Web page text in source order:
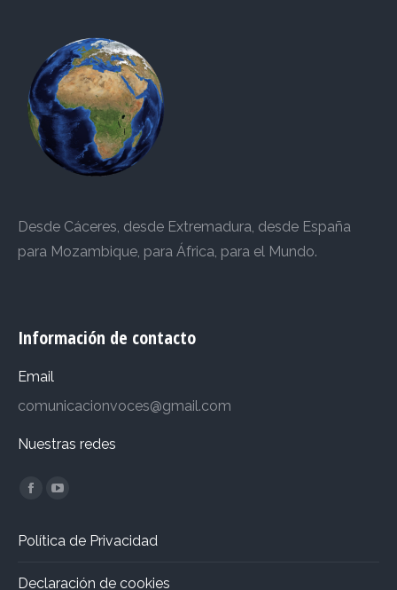
Desde Cáceres, desde Extremadura, desde España
para Mozambique, para África, para el Mundo.
Información de contacto
Email
comunicacionvoces@gmail.com
Nuestras redes
Encuéntranos en:
Facebook
opens
YouTube
opens
Política de Privacidad
Declaración de cookies